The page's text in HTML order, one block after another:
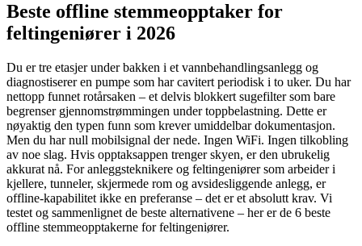
Beste offline stemmeopptaker for
feltingeniører i 2026
Du er tre etasjer under bakken i et vannbehandlingsanlegg og
diagnostiserer en pumpe som har cavitert periodisk i to uker. Du har
nettopp funnet rotårsaken – et delvis blokkert sugefilter som bare
begrenser gjennomstrømmingen under toppbelastning. Dette er
nøyaktig den typen funn som krever umiddelbar dokumentasjon.
Men du har null mobilsignal der nede. Ingen WiFi. Ingen tilkobling
av noe slag. Hvis opptaksappen trenger skyen, er den ubrukelig
akkurat nå. For anleggsteknikere og feltingeniører som arbeider i
kjellere, tunneler, skjermede rom og avsidesliggende anlegg, er
offline-kapabilitet ikke en preferanse – det er et absolutt krav. Vi
testet og sammenlignet de beste alternativene – her er de 6 beste
offline stemmeopptakerne for feltingeniører.